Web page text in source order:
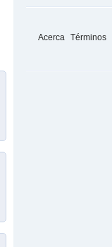
Acerca Términos